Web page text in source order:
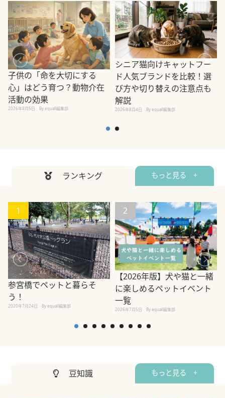
子供の「命を大切にする
心」はどう育つ？動物介在
活動の効果
2026年8月5日 By equall編集部
シニア猫向けキャットフー
ド人気ブランドを比較！選
び方や切り替えの注意点も
解説
2026年8月4日 By equall編集部
ランキング もっと見る +
1
参宮橋でペットと暮らそ
う！
2020年7月24日 By equall編集部
2
【2026年版】犬や猫と一緒
に楽しめるペットイベント
一覧
2026年7月5日 By equall編集部
豆知識 もっと見る +